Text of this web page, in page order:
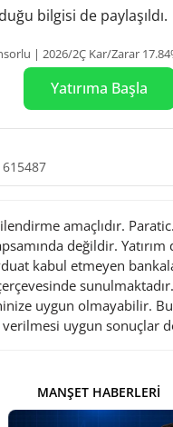
bilgisi de paylaşıldı.
| 2026/2Ç Kar/Zarar
Yatırıma Başla
amaçlıdır.
değildir.
kabul etmeyen
uygun olmayabilir.
verilmesi uygun sonuçlar
MANŞET HABERLERI